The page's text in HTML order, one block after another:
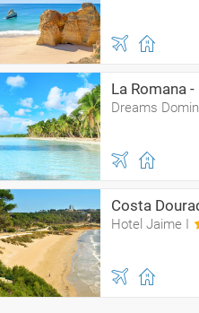
La Romana
Dreams
Costa
Hotel Jaime I